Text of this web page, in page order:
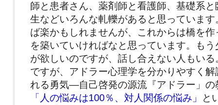
師と患者さん、薬剤師と看護師、基礎系
生などいろんな軋轢があると思っていま
ば楽かもしれませんが、これからは橋を
を築いていければなと思っています。も
が欲しいのですが、話し合えない人もい
ですが、アドラー心理学を分かりやすく
れる勇気―自己啓発の源流『アドラー」の
「人の悩みは100％、対人関係の悩み」
と